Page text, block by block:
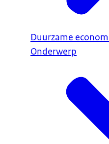
Duurzame
Onderwerp